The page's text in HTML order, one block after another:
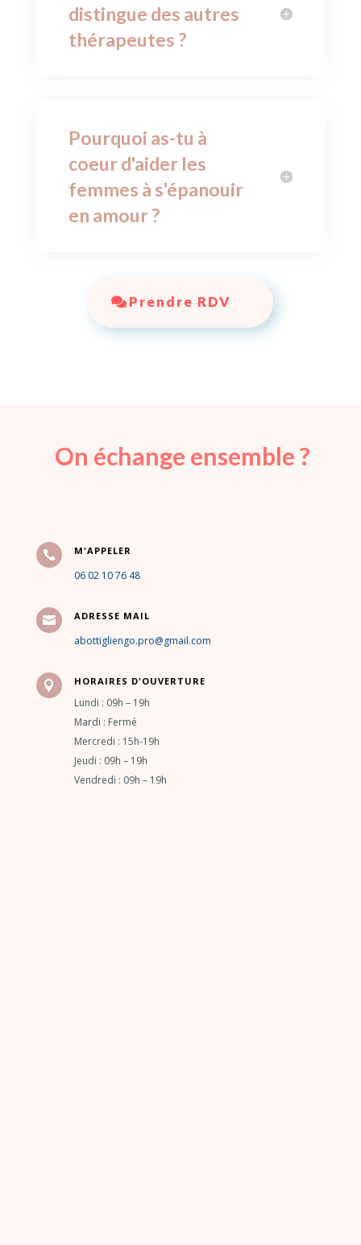
distingue des autres
thérapeutes ?
Pourquoi as-tu à
coeur d'aider les
femmes à s'épanouir
en amour ?
Prendre RDV
On échange ensemble ?
 M'APPELER
06 02 10 76 48
 ADRESSE MAIL
abottigliengo.pro@gmail.com
 HORAIRES D'OUVERTURE
Lundi : 09h – 19h
Mardi : Fermé
Mercredi : 15h-19h
Jeudi : 09h – 19h
Vendredi : 09h – 19h